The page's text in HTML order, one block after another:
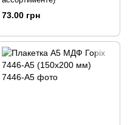
73.00 грн